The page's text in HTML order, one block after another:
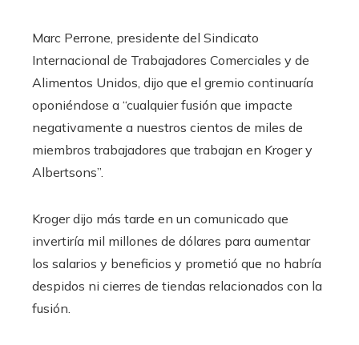
Marc Perrone, presidente del Sindicato
Internacional de Trabajadores Comerciales y de
Alimentos Unidos, dijo que el gremio continuaría
oponiéndose a “cualquier fusión que impacte
negativamente a nuestros cientos de miles de
miembros trabajadores que trabajan en Kroger y
Albertsons”.
Kroger dijo más tarde en un comunicado que
invertiría mil millones de dólares para aumentar
los salarios y beneficios y prometió que no habría
despidos ni cierres de tiendas relacionados con la
fusión.